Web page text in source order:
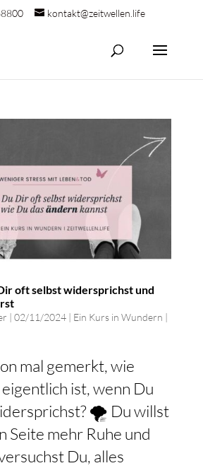
kontakt@zeitwellen.life
oft selbst widersprichst und
| 02/11/2024| Ein Kurs in Wundern |
mal gemerkt, wie
ist, wenn Du
🌪️ Du willst
Seite mehr Ruhe und
Du, alles